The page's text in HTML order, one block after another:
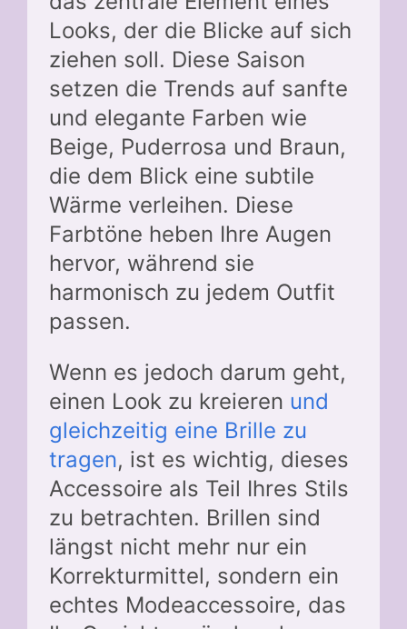
Looks, der die Blicke auf sich
ziehen soll. Diese Saison
setzen die Trends auf sanfte
und elegante Farben wie
Beige, Puderrosa und Braun,
die dem Blick eine subtile
Wärme verleihen. Diese
Farbtöne heben Ihre Augen
hervor, während sie
harmonisch zu jedem Outfit
passen.
Wenn es jedoch darum geht,
einen Look zu kreieren und
gleichzeitig eine Brille zu
tragen, ist es wichtig, dieses
Accessoire als Teil Ihres Stils
zu betrachten. Brillen sind
längst nicht mehr nur ein
Korrekturmittel, sondern ein
echtes Modeaccessoire, das